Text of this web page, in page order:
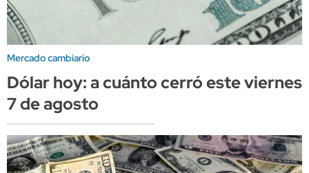
Mercado cambiario
Dólar hoy: a cuánto cerró este viernes
7 de agosto